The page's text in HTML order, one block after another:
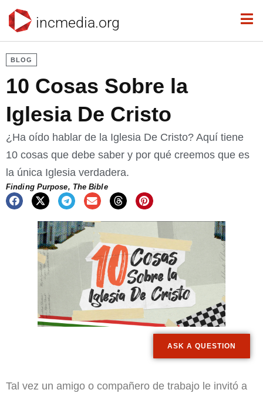
incmedia.org
BLOG
10 Cosas Sobre la
Iglesia De Cristo
¿Ha oído hablar de la Iglesia De Cristo? Aquí tiene
10 cosas que debe saber y por qué creemos que es
la única Iglesia verdadera.
Finding Purpose, The Bible
ASK A QUESTION
Tal vez un amigo o compañero de trabajo le invitó a